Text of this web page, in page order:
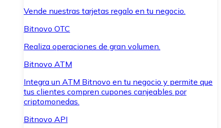
Vende nuestras tarjetas regalo en tu negocio.
Bitnovo OTC
Realiza operaciones de gran volumen.
Bitnovo ATM
Integra un ATM Bitnovo en tu negocio y permite que
tus clientes compren cupones canjeables por
criptomonedas.
Bitnovo API